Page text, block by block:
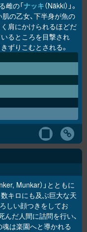
雌の「ナッキ（Näkki）」。
の乙女、下半身が魚の
肩にかけられるほどだ
るところを目撃され
ずりこむとされる。
Munkar）」とともに
キロにも及ぶ巨大な天
しい顔つきをしてお
んだ人間に詰問を行い、
は楽園へと導かれる